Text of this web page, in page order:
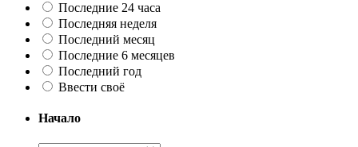
Последние 24 часа
Последняя неделя
Последний месяц
Последние 6 месяцев
Последний год
Ввести своё
Начало